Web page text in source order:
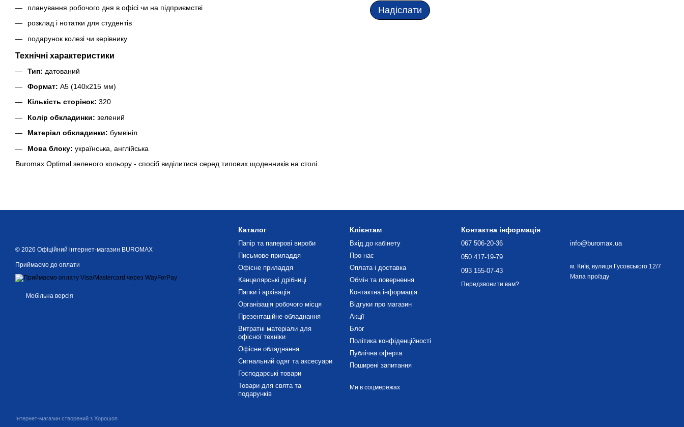
планування робочого дня в офісі чи на підприємстві
розклад і нотатки для студентів
подарунок колезі чи керівнику
Технічні характеристики
Тип: датований
Формат: A5 (140х215 мм)
Кількість сторінок: 320
Колір обкладинки: зелений
Матеріал обкладинки: бумвініл
Мова блоку: українська, англійська
Buromax Optimal зеленого кольору - спосіб виділитися серед типових щоденників на столі.
Надіслати
© 2026 Офіційний інтернет-магазин BUROMAX
Приймаємо до оплати
Мобільна версія
Інтернет-магазин створений з Хорошоп
Каталог
Папір та паперові вироби
Письмове приладдя
Офісне приладдя
Канцелярські дрібниці
Папки і архівація
Організація робочого місця
Презентаційне обладнання
Витратні матеріали для
офісної техніки
Офісне обладнання
Сигнальний одяг та аксесуари
Господарські товари
Товари для свята та
подарунків
Клієнтам
Вхід до кабінету
Про нас
Оплата і доставка
Обмін та повернення
Контактна інформація
Відгуки про магазин
Акції
Блог
Політика конфіденційності
Публічна оферта
Поширені запитання
Ми в соцмережах
Контактна інформація
067 506-20-36
050 417-19-79
093 155-07-43
Передзвонити вам?
info@buromax.ua
м. Київ, вулиця Гусовського 12/7
Мапа проїзду